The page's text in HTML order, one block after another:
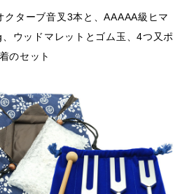
クターブ音叉3本と、AAAAA級ヒマ
ウッドマレットとゴム玉、4つ又ポ
のセット